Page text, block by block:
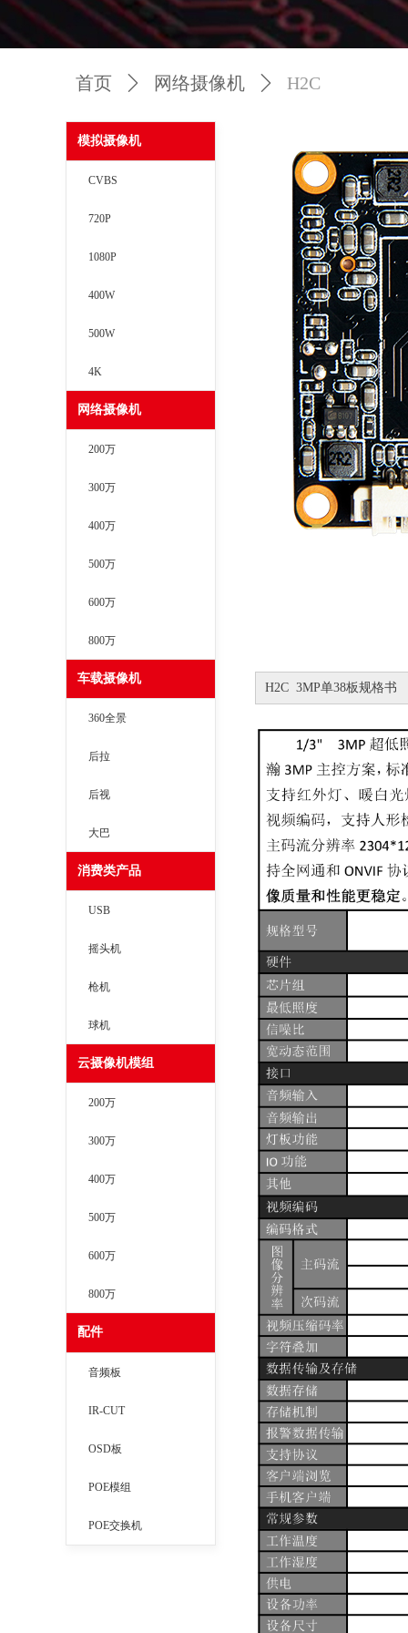
H2C 3MP单38板规格书
模拟摄像机
CVBS
720P
1080P
400W
500W
4K
网络摄像机
200万
300万
400万
500万
600万
800万
车载摄像机
360全景
后拉
后视
大巴
消费类产品
USB
摇头机
枪机
球机
云摄像机模组
200万
300万
400万
500万
600万
800万
配件
音频板
IR-CUT
OSD板
POE模组
POE交换机
首页 ꄲ 网络摄像机 ꄲ H2C